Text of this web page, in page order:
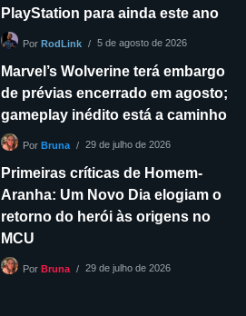
PlayStation para ainda este ano
Por RodLink 5 de agosto de 2026
Marvel’s Wolverine terá embargo
de prévias encerrado em agosto;
gameplay inédito está a caminho
Por Bruna 29 de julho de 2026
Primeiras críticas de Homem-
Aranha: Um Novo Dia elogiam o
retorno do herói às origens no
MCU
Por Bruna 29 de julho de 2026